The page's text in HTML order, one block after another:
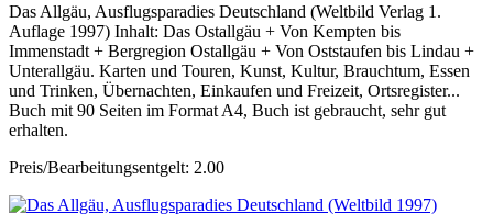
Das Allgäu, Ausflugsparadies Deutschland (Weltbild Verlag 1.
Auflage 1997) Inhalt: Das Ostallgäu + Von Kempten bis
Immenstadt + Bergregion Ostallgäu + Von Oststaufen bis Lindau +
Unterallgäu. Karten und Touren, Kunst, Kultur, Brauchtum, Essen
und Trinken, Übernachten, Einkaufen und Freizeit, Ortsregister...
Buch mit 90 Seiten im Format A4, Buch ist gebraucht, sehr gut
erhalten.
Preis/Bearbeitungsentgelt: 2.00